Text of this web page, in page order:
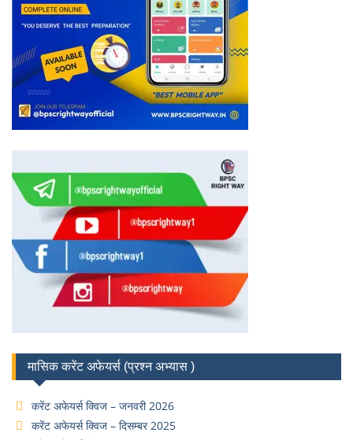
मासिक करेंट अफेयर्स (प्रश्न अभ्यास )
करेंट अफेयर्स क्विज – जनवरी 2026
करेंट अफेयर्स क्विज – दिसम्बर 2025